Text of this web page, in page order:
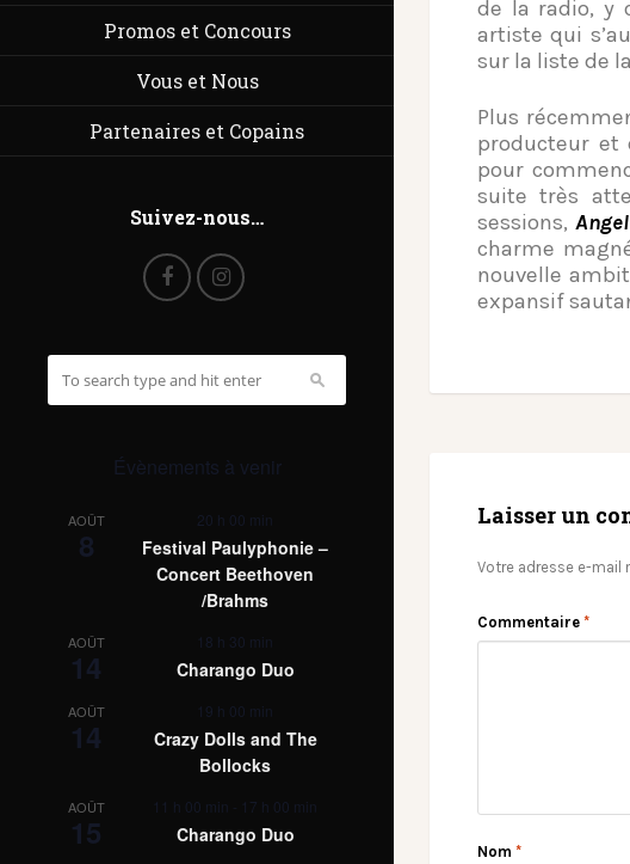
Promos et Concours
Vous et Nous
Partenaires et Copains
Suivez-nous…
Évènements à venir
AOÛT
8
20 h 00 min
Festival Paulyphonie –
Concert Beethoven
/Brahms
AOÛT
14
18 h 30 min
Charango Duo
AOÛT
14
19 h 00 min
Crazy Dolls and The
Bollocks
AOÛT
15
11 h 00 min - 17 h 00 min
Charango Duo
de la radio, y
artiste qui
sur la liste de
Plus
producteur et
pour
suite très
sessions,
charme
nouvelle
expansif
Laisser un
Votre adresse e-mail
Commentaire *
Nom *